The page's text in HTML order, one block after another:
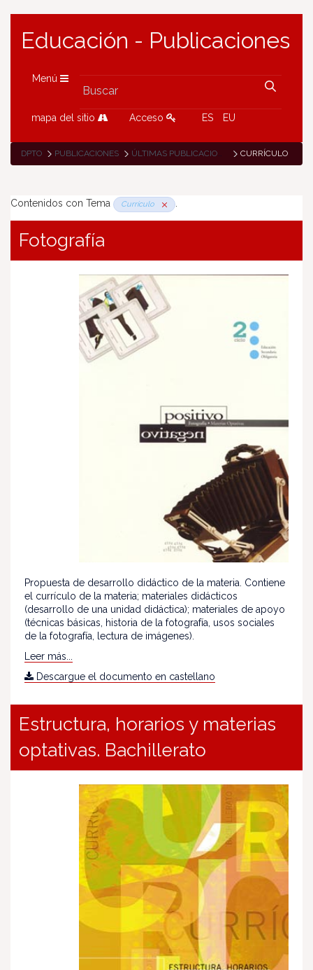
Educación - Publicaciones
Menú
mapa del sitio Acceso ES EU
DPTO PUBLICACIONES ÚLTIMAS PUBLICACIONES CURRÍCULO
Contenidos con Tema Currículo .
Fotografía
Propuesta de desarrollo didáctico de la materia. Contiene
el currículo de la materia; materiales didácticos
(desarrollo de una unidad didáctica); materiales de apoyo
(técnicas básicas, historia de la fotografía, usos sociales
de la fotografía, lectura de imágenes).
Leer más...
Descargue el documento en castellano
Estructura, horarios y materias
optativas. Bachillerato